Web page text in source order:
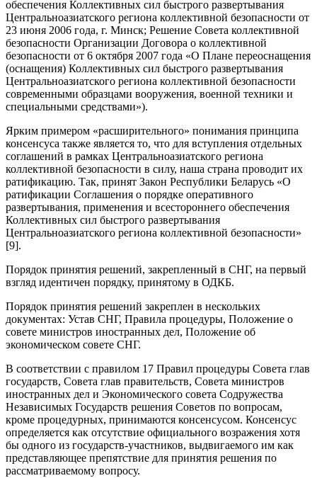
обеспечения Коллективных сил быстрого развертывания
Центральноазиатского региона коллективной безопасности от
23 июня 2006 года, г. Минск; Решение Совета коллективной
безопасности Организации Договора о коллективной
безопасности от 6 октября 2007 года «О Плане переоснащения
(оснащения) Коллективных сил быстрого развертывания
Центральноазиатского региона коллективной безопасности
современными образцами вооружения, военной техники и
специальными средствами»).
Ярким примером «расширительного» понимания принципа
консенсуса также является то, что для вступления отдельных
соглашений в рамках Центральноазиатского региона
коллективной безопасности в силу, наша страна проводит их
ратификацию. Так, принят Закон Республики Беларусь «О
ратификации Соглашения о порядке оперативного
развертывания, применения и всестороннего обеспечения
Коллективных сил быстрого развертывания
Центральноазиатского региона коллективной безопасности»
[9].
Порядок принятия решений, закрепленный в СНГ, на первый
взгляд идентичен порядку, принятому в ОДКБ.
Порядок принятия решений закреплен в нескольких
документах: Устав СНГ, Правила процедуры, Положение о
совете министров иностранных дел, Положение об
экономическом совете СНГ.
В соответствии с правилом 17 Правил процедуры Совета глав
государств, Совета глав правительств, Совета министров
иностранных дел и Экономического совета Содружества
Независимых Государств решения Советов по вопросам,
кроме процедурных, принимаются консенсусом. Консенсус
определяется как отсутствие официального возражения хотя
бы одного из государств-участников, выдвигаемого им как
представляющее препятствие для принятия решения по
рассматриваемому вопросу.